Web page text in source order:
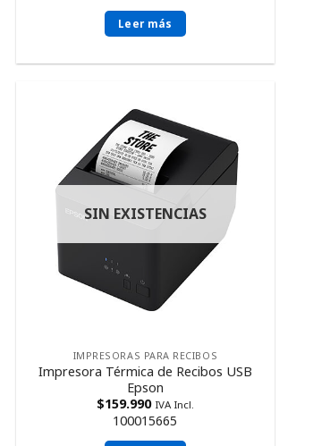
Leer más
SIN EXISTENCIAS
IMPRESORAS PARA RECIBOS
Impresora Térmica de Recibos USB
Epson
$159.990 IVA Incl.
100015665